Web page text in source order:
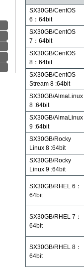
SX30GB/CentOS
6：64bit
SX30GB/CentOS
7：64bit
SX30GB/CentOS
8：64bit
SX30GB/CentOS
Stream 8 :64bit
SX30GB/AlmaLinux
8 :64bit
SX30GB/AlmaLinux
9 :64bit
SX30GB/Rocky
Linux 8 :64bit
SX30GB/Rocky
Linux 9 :64bit
SX30GB/RHEL 6：
64bit
SX30GB/RHEL 7：
64bit
SX30GB/RHEL 8：
64bit